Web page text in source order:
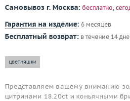
Самовывоз г. Москва: бесплатно,
Гарантия на изделие: 6 месяцев
Бесплатный возврат: в течение 14
цветняшки
Представляем вашему вниманию
цитринами 18.20ct и коньячными